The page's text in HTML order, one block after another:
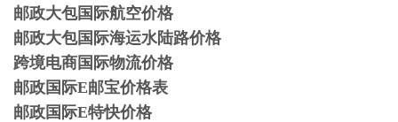
邮政大包国际航空价格
邮政大包国际海运水陆路价格
跨境电商国际物流价格
邮政国际E邮宝价格表
邮政国际E特快价格